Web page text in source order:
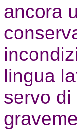
ancora
lingua
servo di